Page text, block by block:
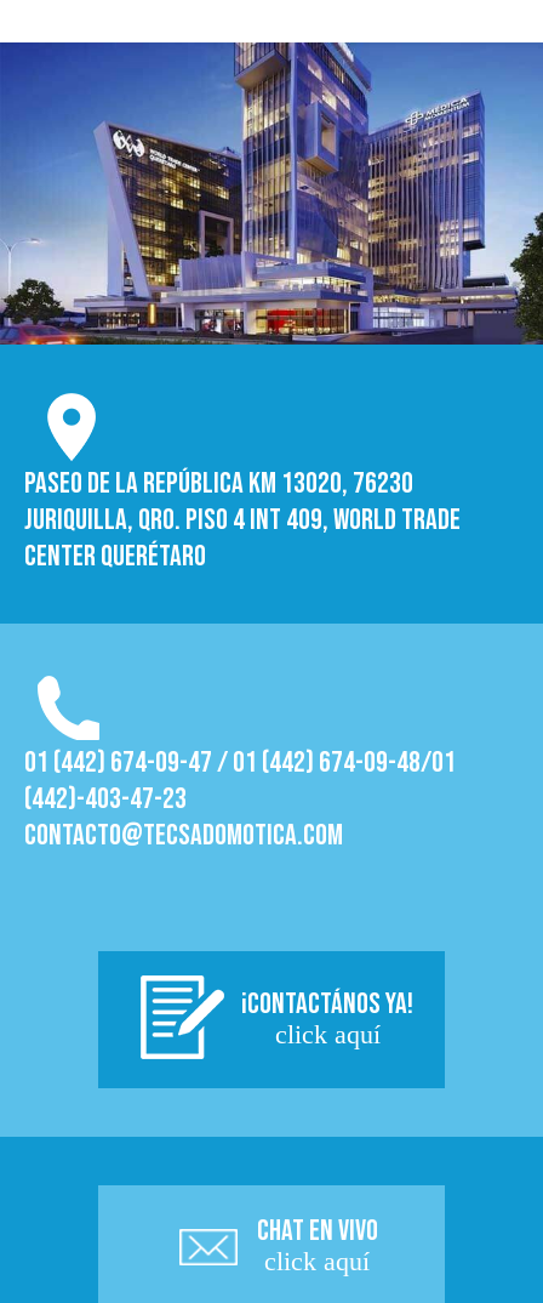
Paseo de la República Km 13020, 76230
Juriquilla, Qro. Piso 4 int 409, World trade
Center Querétaro
01 (442) 674-09-47 / 01 (442) 674-09-48/01
(442)-403-47-23
contacto@tecsadomotica.com
¡CONTACTÁNOS YA!
click aquí
CHAT EN VIVO
click aquí